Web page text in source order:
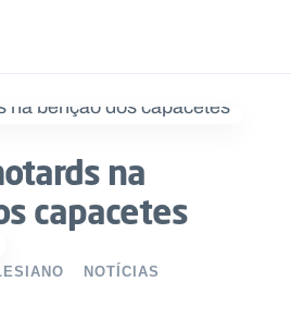
na
capacetes
NOTÍCIAS
site